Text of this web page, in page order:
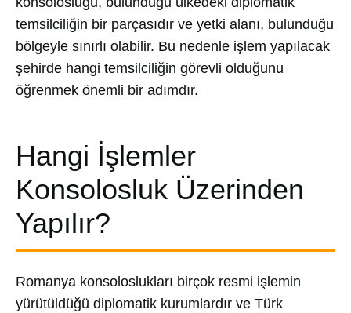
temsilciliğin bir parçasıdır ve yetki alanı, bulunduğu
bölgeyle sınırlı olabilir. Bu nedenle işlem yapılacak
şehirde hangi temsilciliğin görevli olduğunu
öğrenmek önemli bir adımdır.
Hangi İşlemler
Konsolosluk Üzerinden
Yapılır?
Romanya konsoloslukları birçok resmi işlemin
yürütüldüğü diplomatik kurumlardır ve Türk